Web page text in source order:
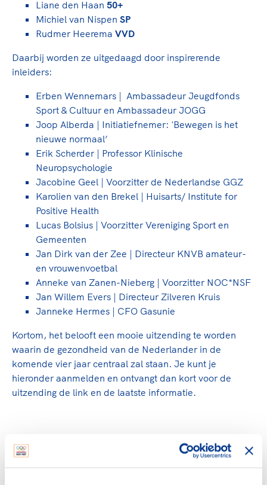
Liane den Haan 50+
Michiel van Nispen SP
Rudmer Heerema VVD
Daarbij worden ze uitgedaagd door inspirerende
inleiders:
Erben Wennemars | Ambassadeur Jeugdfonds
Sport & Cultuur en Ambassadeur JOGG
Joop Alberda | Initiatiefnemer: 'Bewegen is het
nieuwe normaal’
Erik Scherder | Professor Klinische
Neuropsychologie
Jacobine Geel | Voorzitter de Nederlandse GGZ
Karolien van den Brekel | Huisarts/ Institute for
Positive Health
Lucas Bolsius | Voorzitter Vereniging Sport en
Gemeenten
Jan Dirk van der Zee | Directeur KNVB amateur-
en vrouwenvoetbal
Anneke van Zanen-Nieberg | Voorzitter NOC*NSF
Jan Willem Evers | Directeur Zilveren Kruis
Janneke Hermes | CFO Gasunie
Kortom, het belooft een mooie uitzending te worden
waarin de gezondheid van de Nederlander in de
komende vier jaar centraal zal staan. Je kunt je
hieronder aanmelden en ontvangt dan kort voor de
uitzending de link en de laatste informatie.